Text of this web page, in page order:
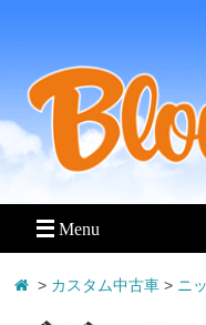
> カスタム中古車> ニ